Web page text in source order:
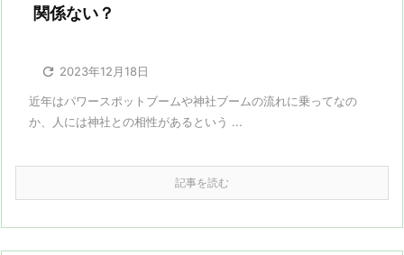
関係ない？
 2023年12月18日
近年はパワースポットブームや神社ブームの流れに乗ってなの
か、人には神社との相性があるという ...
記事を読む